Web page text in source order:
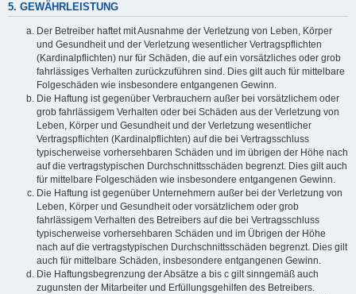
5. GEWÄHRLEISTUNG
Der Betreiber haftet mit Ausnahme der Verletzung von Leben, Körper
und Gesundheit und der Verletzung wesentlicher Vertragspflichten
(Kardinalpflichten) nur für Schäden, die auf ein vorsätzliches oder grob
fahrlässiges Verhalten zurückzuführen sind. Dies gilt auch für mittelbare
Folgeschäden wie insbesondere entgangenen Gewinn.
Die Haftung ist gegenüber Verbrauchern außer bei vorsätzlichem oder
grob fahrlässigem Verhalten oder bei Schäden aus der Verletzung von
Leben, Körper und Gesundheit und der Verletzung wesentlicher
Vertragspflichten (Kardinalpflichten) auf die bei Vertragsschluss
typischerweise vorhersehbaren Schäden und im übrigen der Höhe nach
auf die vertragstypischen Durchschnittsschäden begrenzt. Dies gilt auch
für mittelbare Folgeschäden wie insbesondere entgangenen Gewinn.
Die Haftung ist gegenüber Unternehmern außer bei der Verletzung von
Leben, Körper und Gesundheit oder vorsätzlichem oder grob
fahrlässigem Verhalten des Betreibers auf die bei Vertragsschluss
typischerweise vorhersehbaren Schäden und im Übrigen der Höhe
nach auf die vertragstypischen Durchschnittsschäden begrenzt. Dies gilt
auch für mittelbare Schäden, insbesondere entgangenen Gewinn.
Die Haftungsbegrenzung der Absätze a bis c gilt sinngemäß auch
zugunsten der Mitarbeiter und Erfüllungsgehilfen des Betreibers.